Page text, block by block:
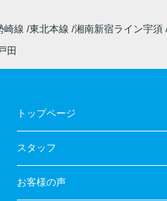
崎線 東北本線 湘南新宿ライン宇須
戸田
トップページ
スタッフ
お客様の声